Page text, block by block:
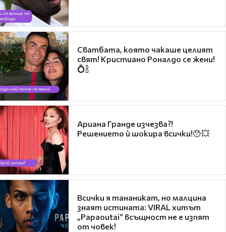
Сватбата, която чакаше целият
свят! Кристиано Роналдо се жени!
💍🍾
Ариана Гранде изчезва?!
Решението ѝ шокира всички!😯💥
Всички я тананикат, но малцина
знаят истината: VIRAL хитът
„Papaoutai“ всъщност не е изпят
от човек!